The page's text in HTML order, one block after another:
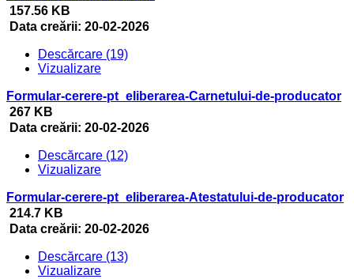
157.56 KB
Data creării: 20-02-2026
Descărcare (19)
Vizualizare
Formular-cerere-pt_eliberarea-Carnetului-de-producator
267 KB
Data creării: 20-02-2026
Descărcare (12)
Vizualizare
Formular-cerere-pt_eliberarea-Atestatului-de-producator
214.7 KB
Data creării: 20-02-2026
Descărcare (13)
Vizualizare